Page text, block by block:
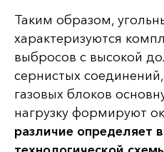
Таким образом,
характеризуются
выбросов с высокой
сернистых
газовых блоков
нагрузку формируют
различие определяет